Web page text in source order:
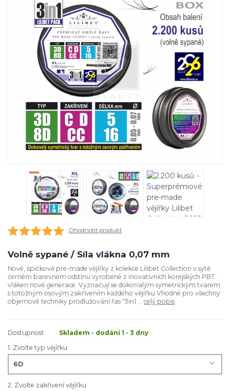
Ohodnotit produkt
Volně sypané / Síla vlákna 0,07 mm
Nové, špičkově pre-made vějířky z kolekce Lilibet Collection v sytě
černém barevném odstínu vyrobené z inovativních korejských PBT
vláken nové generace. Vyznačují se dokonalým symetrickým tvarem
s totožným osovým zakřivením každého vějířku Vhodné pro všechny
objemové techniky prodlužování řas "3in1 ... celý popis
Dostupnost
Skladem - dodání 1 - 3 dny
1. Zvolte typ vějířku
2. Zvolte zakřivení vějířku